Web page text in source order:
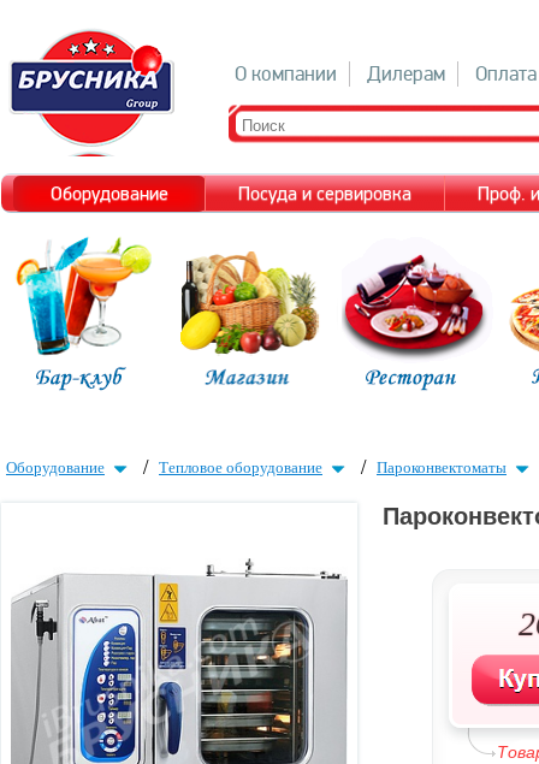
О компании Дилерам Оплата
Оборудование Посуда и сервировка Проф.
Оборудование / Тепловое оборудование / Пароконвектоматы